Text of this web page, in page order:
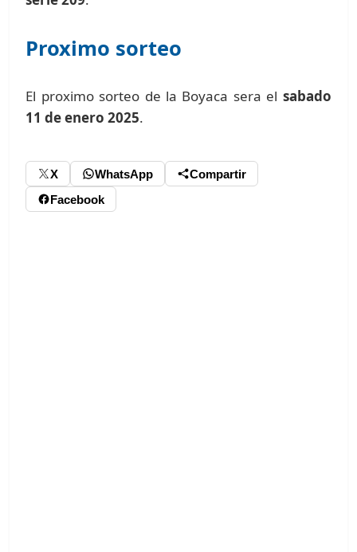
Proximo sorteo
El proximo sorteo de la Boyaca sera el sabado
11 de enero 2025.
X WhatsApp
Compartir
Facebook